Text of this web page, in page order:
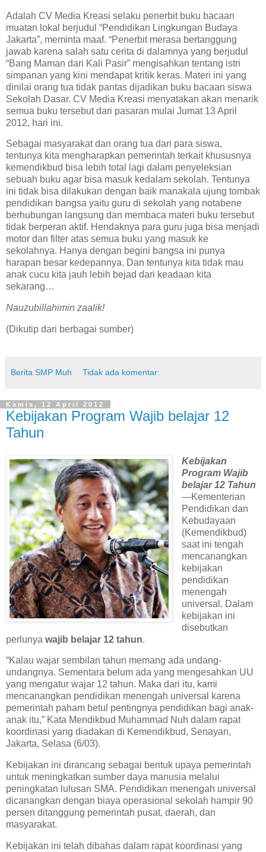
Adalah CV Media Kreasi selaku penerbit buku bacaan
muatan lokal berjudul “Pendidikan Lingkungan Budaya
Jakarta”, meminta maaf. “Penerbit merasa bertanggung
jawab karena salah satu cerita di dalamnya yang berjudul
“Bang Maman dari Kali Pasir” mengisahkan tentang istri
simpanan yang kini mendapat kritik keras. Materi ini yang
dinilai orang tua tidak pantas dijadikan buku bacaan siswa
Sekolah Dasar. CV Media Kreasi menyatakan akan menarik
semua buku tersebut dari pasaran mulai Jumat 13 April
2012, hari ini.
Sebagai masyarakat dan orang tua dari para siswa,
tentunya kita mengharapkan pemerintah terkait khususnya
kemendikbud bisa lebih total lagi dalam penyeleksian
sebuah buku agar bisa masuk kedalam sekolah. Tentunya
ini tidak bisa dilakukan dengan baik manakala ujung tombak
pendidikan bangsa yaitu guru di sekolah yang notabene
berhubungan langsung dan membaca materi buku tersebut
tidak berperan aktif. Hendaknya para guru juga bisa menjadi
motor dan filter atas semua buku yang masuk ke
sekolahnya. Hanya dengan begini bangsa ini punya
harapan besar kedepannya. Dan tentunya kita tidak mau
anak cucu kita jauh lebih bejad dari keadaan kita
sekarang…
Nauzubillahimin zaalik!
(Dikutip dari berbagai sumber)
Berita SMP Muh Tidak ada komentar:
Kamis, 12 April 2012
Kebijakan Program Wajib belajar 12
Tahun
Kebijakan
Program Wajib
belajar 12 Tahun
—Kementerian
Pendidikan dan
Kebudayaan
(Kemendikbud)
saat ini tengah
mencanangkan
kebijakan
pendidikan
menengah
universal. Dalam
kebijakan ini
disebutkan
perlunya wajib belajar 12 tahun.
“Kalau wajar sembilan tahun memang ada undang-
undangnya. Sementara belum ada yang mengesahkan UU
yang mengatur wajar 12 tahun. Maka dari itu, kami
mencanangkan pendidikan menengah universal karena
pemerintah paham betul pentingnya pendidikan bagi anak-
anak itu,” Kata Mendikbud Muhammad Nuh dalam rapat
koordinasi yang diadakan di Kemendikbud, Senayan,
Jakarta, Selasa (6/03).
Kebijakan ini dirancang sebagai bentuk upaya pemerintah
untuk meningkatkan sumber daya manusia melalui
peningkatan lulusan SMA. Pendidikan menengah universal
dicanangkan dengan biaya operasional sekolah hampir 90
persen ditanggung pemerintah pusat, daerah, dan
masyarakat.
Kebijakan ini telah dibahas dalam rapat koordinasi yang